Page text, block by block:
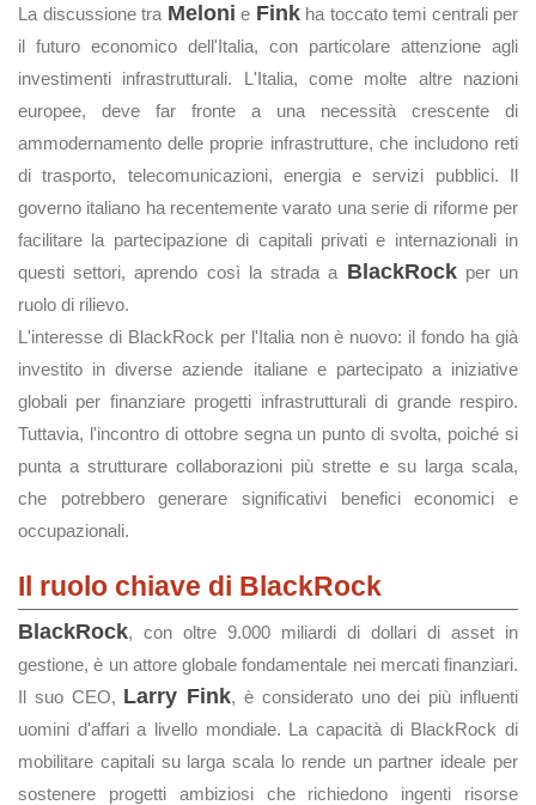
La discussione tra Meloni e Finkha toccato temi centrali per
il futuro economico dell'Italia, con particolare attenzione agli
investimenti infrastrutturali. L'Italia, come molte altre nazioni
europee, deve far fronte a una necessità crescente di
ammodernamento delle proprie infrastrutture, che includono reti
di trasporto, telecomunicazioni, energia e servizi pubblici. Il
governo italiano ha recentemente varato una serie di riforme per
facilitare la partecipazione di capitali privati e internazionali in
questi settori, aprendo così la strada a BlackRockper un
ruolo di rilievo.
L'interesse di BlackRock per l'Italia non è nuovo: il fondo ha già
investito in diverse aziende italiane e partecipato a iniziative
globali per finanziare progetti infrastrutturali di grande respiro.
Tuttavia, l'incontro di ottobre segna un punto di svolta, poiché si
punta a strutturare collaborazioni più strette e su larga scala,
che potrebbero generare significativi benefici economici e
occupazionali.
Il ruolo chiave di BlackRock
BlackRock, con oltre 9.000 miliardi di dollari di asset in
gestione, è un attore globale fondamentale nei mercati finanziari.
Il suo CEO, Larry Fink, è considerato uno dei più influenti
uomini d'affari a livello mondiale. La capacità di BlackRock di
mobilitare capitali su larga scala lo rende un partner ideale per
sostenere progetti ambiziosi che richiedono ingenti risorse